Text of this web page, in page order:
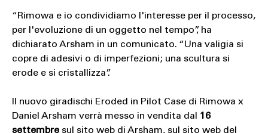
“Rimowa e io condividiamo l'interesse per il processo,
per l'evoluzione di un oggetto nel tempo”, ha
dichiarato Arsham in un comunicato. “Una valigia si
copre di adesivi o di imperfezioni; una scultura si
erode e si cristallizza”.
Il nuovo giradischi Eroded in Pilot Case di Rimowa x
Daniel Arsham verrà messo in vendita dal 16
settembresul sito web di Arsham, sul sito web del